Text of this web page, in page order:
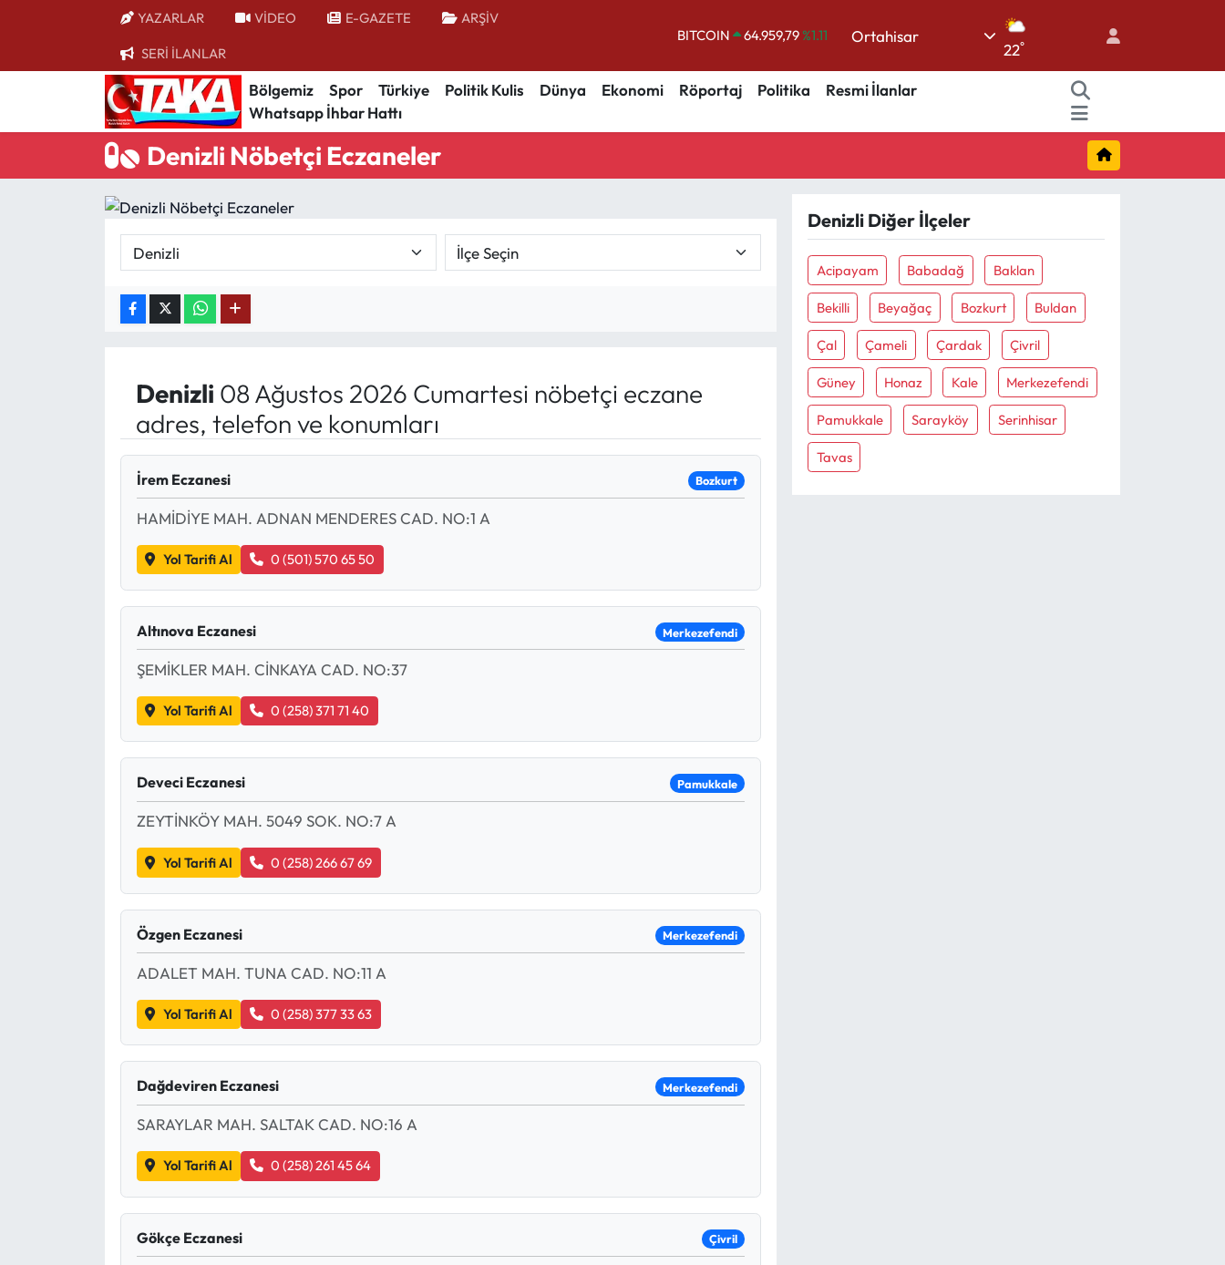
YAZARLAR VİDEO E-GAZETE ARŞİV
SERİ İLANLAR
DOLAR
47,7436%0.18
EURO
55,2510%0.32
Ortahisar
22°
Bölgemiz Spor Türkiye Politik Kulis Dünya Ekonomi Röportaj Politika
Resmi İlanlar
Whatsapp İhbar Hattı
Denizli Nöbetçi Eczaneler
Denizli 08 Ağustos 2026 Cumartesi nöbetçi eczane
adres, telefon ve konumları
İrem Eczanesi Bozkurt
HAMİDİYE MAH. ADNAN MENDERES CAD. NO:1 A
Yol Tarifi Al 0 (501) 570 65 50
Altınova Eczanesi Merkezefendi
ŞEMİKLER MAH. CİNKAYA CAD. NO:37
Yol Tarifi Al 0 (258) 371 71 40
Deveci Eczanesi Pamukkale
ZEYTİNKÖY MAH. 5049 SOK. NO:7 A
Yol Tarifi Al 0 (258) 266 67 69
Özgen Eczanesi Merkezefendi
ADALET MAH. TUNA CAD. NO:11 A
Yol Tarifi Al 0 (258) 377 33 63
Dağdeviren Eczanesi Merkezefendi
SARAYLAR MAH. SALTAK CAD. NO:16 A
Yol Tarifi Al 0 (258) 261 45 64
Gökçe Eczanesi Çivril
Denizli Diğer İlçeler
Acipayam Babadağ Baklan
Bekilli Beyağaç Bozkurt Buldan
Çal Çameli Çardak Çivril
Güney Honaz Kale Merkezefendi
Pamukkale Sarayköy Serinhisar
Tavas
Bölgemiz
Kültür/Sanat
Politik Kulis
Mektup Galeri
Köşe Yazıları
Karikatür Galeri
ASTROLOJİ
Spor Yazıları
Mektup Galeri
Trabzon Nöbetçi Eczaneler
Trabzon Hava Durumu
Trabzon Trafik Yoğunluk Haritası
Süper Lig Puan Durumu ve Fikstür
Tüm Manşetler
Son Dakika Haberleri